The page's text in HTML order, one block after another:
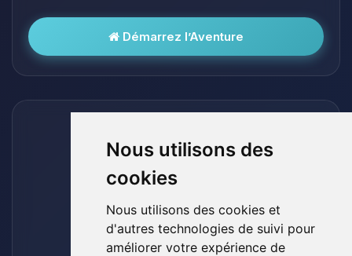
Nous utilisons des
cookies
Nous utilisons des cookies et
d'autres technologies de suivi pour
améliorer votre expérience de
Démarrez l’Aventure
Titan